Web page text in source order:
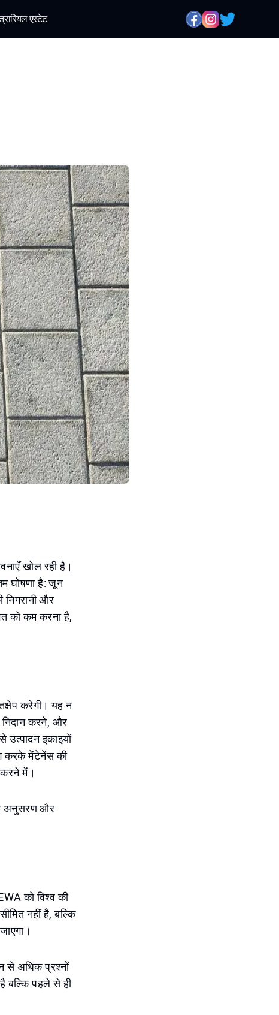
रियल एस्टेट
खोल रही है।
घोषणा है: जून
निगरानी और
को कम करना है,
करेगी। यह न
निदान करने, और
उत्पादन इकाइयों
करके मेंटेनेंस की
में।
अनुसरण और
को विश्व की
नहीं है, बल्कि
से अधिक प्रश्नों
है बल्कि पहले से ही